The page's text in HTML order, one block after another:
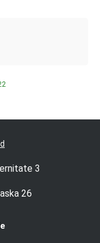
3
26